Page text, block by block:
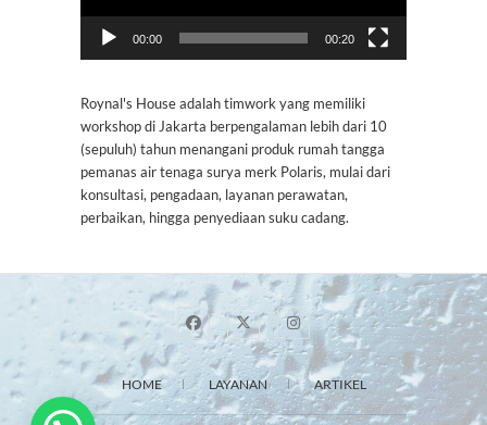
00:00 00:20
Roynal's House adalah timwork yang memiliki
workshop di Jakarta berpengalaman lebih dari 10
(sepuluh) tahun menangani produk rumah tangga
pemanas air tenaga surya merk Polaris, mulai dari
konsultasi, pengadaan, layanan perawatan,
perbaikan, hingga penyediaan suku cadang.
HOME LAYANAN ARTIKEL